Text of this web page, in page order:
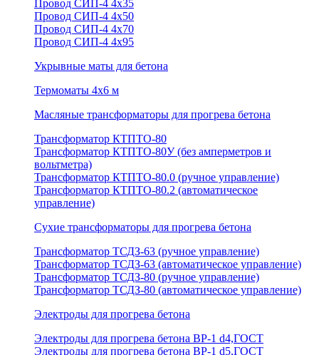
Провод СИП-4 4х35
Провод СИП-4 4х50
Провод СИП-4 4х70
Провод СИП-4 4х95
Укрывные маты для бетона
Термоматы 4х6 м
Масляные трансформаторы для прогрева бетона
Трансформатор КТПТО-80
Трансформатор КТПТО-80У (без амперметров и
вольтметра)
Трансформатор КТПТО-80.0 (ручное управление)
Трансформатор КТПТО-80.2 (автоматическое
управление)
Сухие трансформаторы для прогрева бетона
Трансформатор ТСДЗ-63 (ручное управление)
Трансформатор ТСДЗ-63 (автоматическое управление)
Трансформатор ТСДЗ-80 (ручное управление)
Трансформатор ТСДЗ-80 (автоматическое управление)
Электроды для прогрева бетона
Электроды для прогрева бетона ВР-1 d4,ГОСТ
Электроды для прогрева бетона ВР-1 d5,ГОСТ